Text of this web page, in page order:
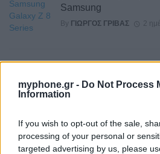
myphone.gr - Do Not Process
Information
If you wish to opt-out of the sale,
processing of your personal or
targeted advertising by us, please
Samsung
By ΓΙΏΡΓΟΣ ΓΡΊΒΑΣ 2
ByΓΙΏΡΓΟΣ ΓΡΊΒΑΣ 2
Το σύνολο των
Robot Phone
ByΓΙΏΡΓΟΣ ΓΡΊΒΑΣ 3